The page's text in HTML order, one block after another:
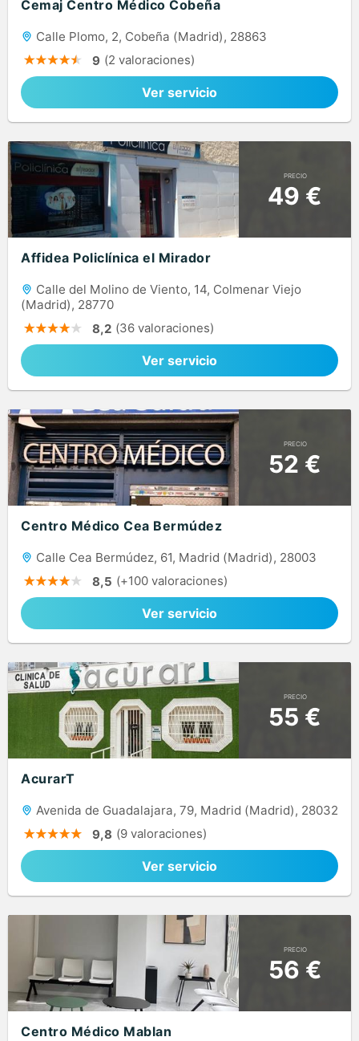
Cemaj Centro Médico Cobeña
Calle Plomo, 2, Cobeña (Madrid), 28863
9 (2 valoraciones)
Ver servicio
PRECIO
49 €
Affidea Policlínica el Mirador
Calle del Molino de Viento, 14, Colmenar Viejo
(Madrid), 28770
8,2 (36 valoraciones)
Ver servicio
PRECIO
52 €
Centro Médico Cea Bermúdez
Calle Cea Bermúdez, 61, Madrid (Madrid), 28003
8,5 (+100 valoraciones)
Ver servicio
PRECIO
55 €
AcurarT
Avenida de Guadalajara, 79, Madrid (Madrid), 28032
9,8 (9 valoraciones)
Ver servicio
PRECIO
56 €
Centro Médico Mablan